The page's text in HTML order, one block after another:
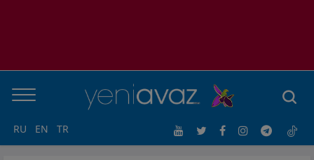
RU EN TR